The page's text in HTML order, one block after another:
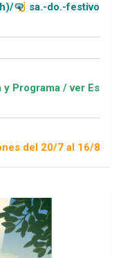
festivos (11-20h)
/ ver Escuelas
7 al 16/8 / Sorteo 1